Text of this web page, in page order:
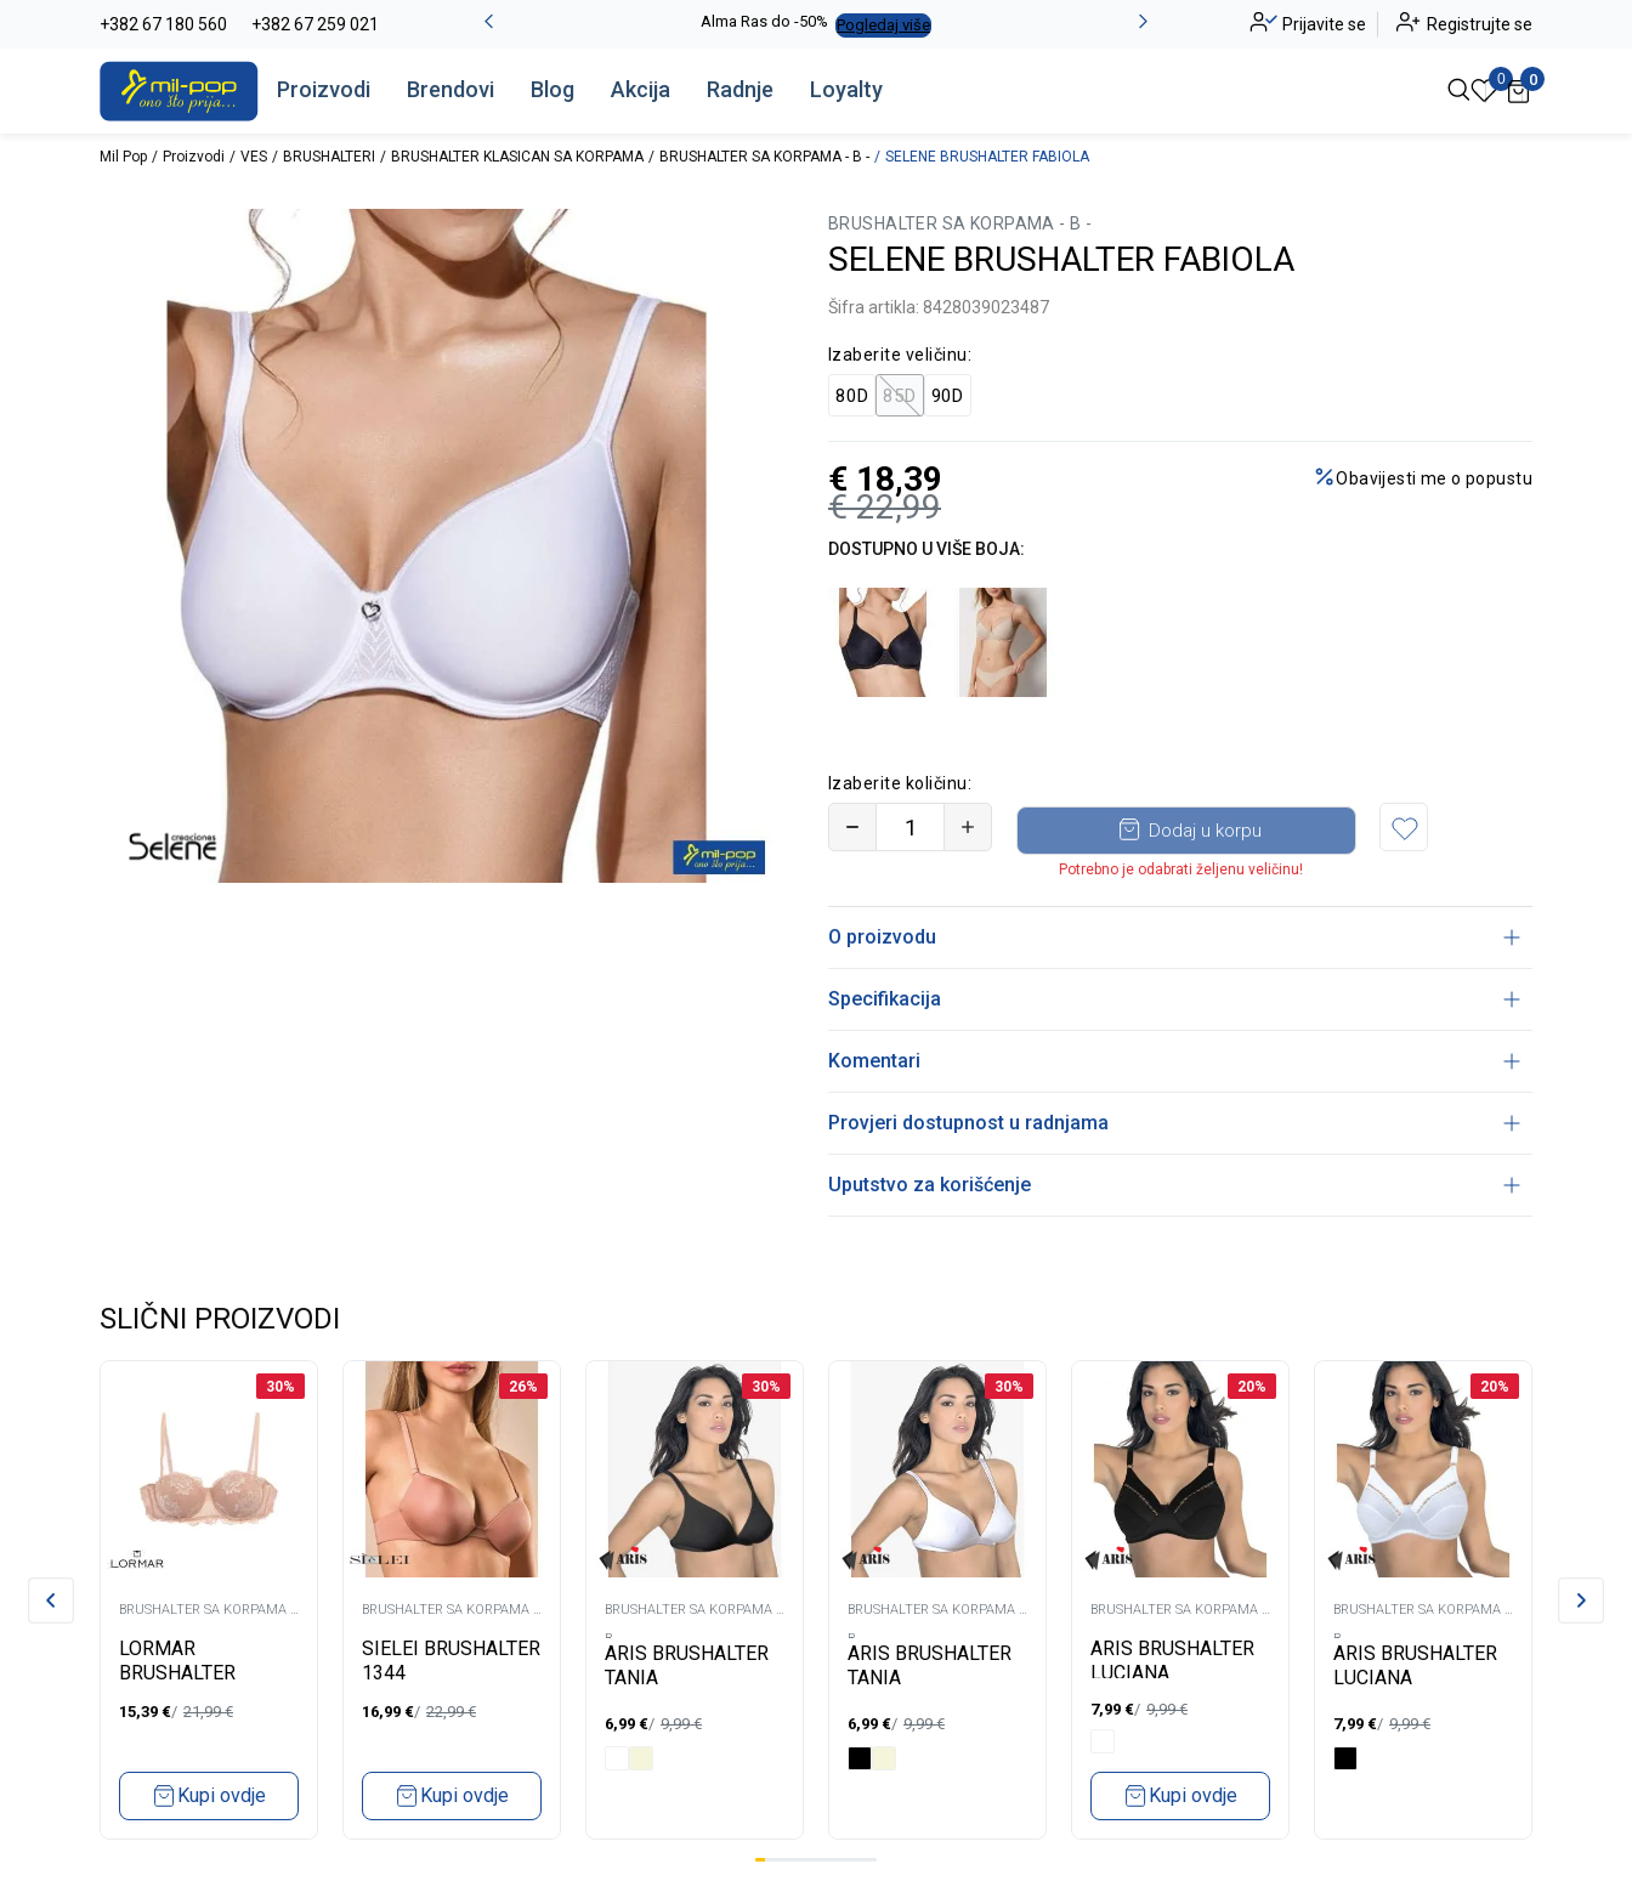
+382 67 180 560 +382 67 259 021
La Plage peškiri do -30% Pogledaj više Alma Ras do -50% Pogledaj više Novo u ponudi - Jadea Pogledaj više
Prijavite se Registrujte se
Proizvodi Brendovi Blog Akcija Radnje Loyalty 0 0
Mil Pop Proizvodi VES BRUSHALTERI BRUSHALTER KLASICAN SA KORPAMA BRUSHALTER SA KORPAMA - B - SELENE BRUSHALTER FABIOLA
BRUSHALTER SA KORPAMA - B -
SELENE BRUSHALTER FABIOLA
Šifra artikla: 8428039023487
Izaberite veličinu:
80D 85D 90D
€ 22,99
€ 18,39 Obavijesti me o popustu
DOSTUPNO U VIŠE BOJA:
Izaberite količinu:
Dodaj u korpu
Potrebno je odabrati željenu veličinu!
O proizvodu
Specifikacija
Komentari
Provjeri dostupnost u radnjama
Uputstvo za korišćenje
SLIČNI PROIZVODI
-
30%
BRUSHALTER SA KORPAMA -
B -
LORMAR
BRUSHALTER
15,39 € 21,99€
Kupi ovdje
26%
BRUSHALTER SA KORPAMA -
B -
SIELEI BRUSHALTER
1344
16,99 € 22,99€
Kupi ovdje
30%
BRUSHALTER SA KORPAMA -
B -
ARIS BRUSHALTER
TANIA
6,99 € 9,99€
30%
BRUSHALTER SA KORPAMA -
B -
ARIS BRUSHALTER
TANIA
6,99 € 9,99€
20%
BRUSHALTER SA KORPAMA -
B -
ARIS BRUSHALTER
LUCIANA
7,99 € 9,99€
Kupi ovdje
20%
BRUSHALTER SA KORPAMA -
B -
ARIS BRUSHALTER
LUCIANA
7,99 € 9,99€